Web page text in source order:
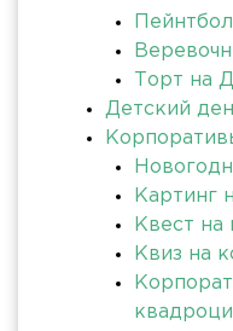
Торт на
Детский
Картинг
Квест на
Квиз на